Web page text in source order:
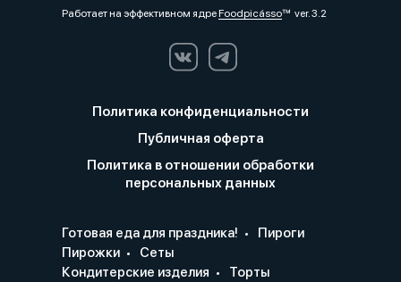
Работает на эффективном ядреFoodpicássover. 3.2
Политика конфиденциальности
Публичная оферта
Политика в отношении обработки
персональных данных
Готовая еда для праздника!
Пироги
Пирожки
Сеты
Кондитерские изделия
Торты